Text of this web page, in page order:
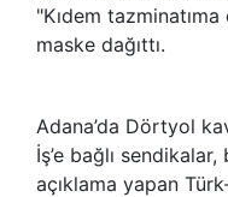
"Kıdem
maske dağıttı.
Adana’da Dörtyol
İş’e bağlı
açıklama yapan